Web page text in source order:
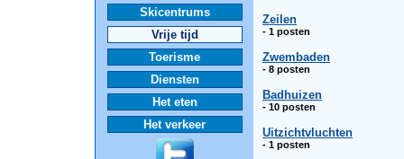
Skicentrums
Vrije tijd
Toerisme
Diensten
Het eten
Het verkeer
Zeilen
- 1 posten
Zwembaden
- 8 posten
Badhuizen
- 10 posten
Uitzichtvluchten
- 1 posten